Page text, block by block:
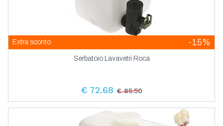
Extra sconto -15%
Serbatoio Lavavetri Roca
€ 72.68 € 85.50